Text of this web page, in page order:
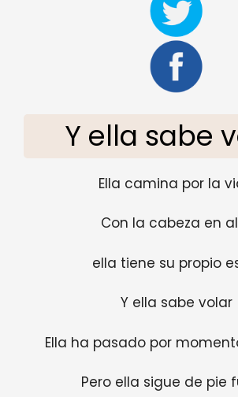
Y ella sabe
Ella camina por la
Con la cabeza en
ella tiene su propio
Y ella sabe volar
Ella ha pasado por
Pero ella sigue de pie